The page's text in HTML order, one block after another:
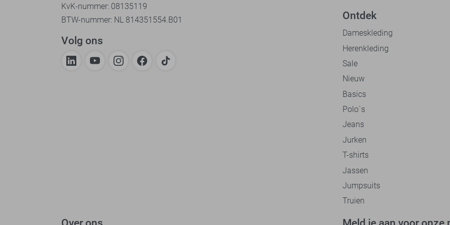
KvK-nummer: 08135119
BTW-nummer: NL 814351554.B01
Volg ons
Ontdek
Dameskleding
Herenkleding
Sale
Nieuw
Basics
Polo`s
Jeans
Jurken
T-shirts
Jassen
Jumpsuits
Truien